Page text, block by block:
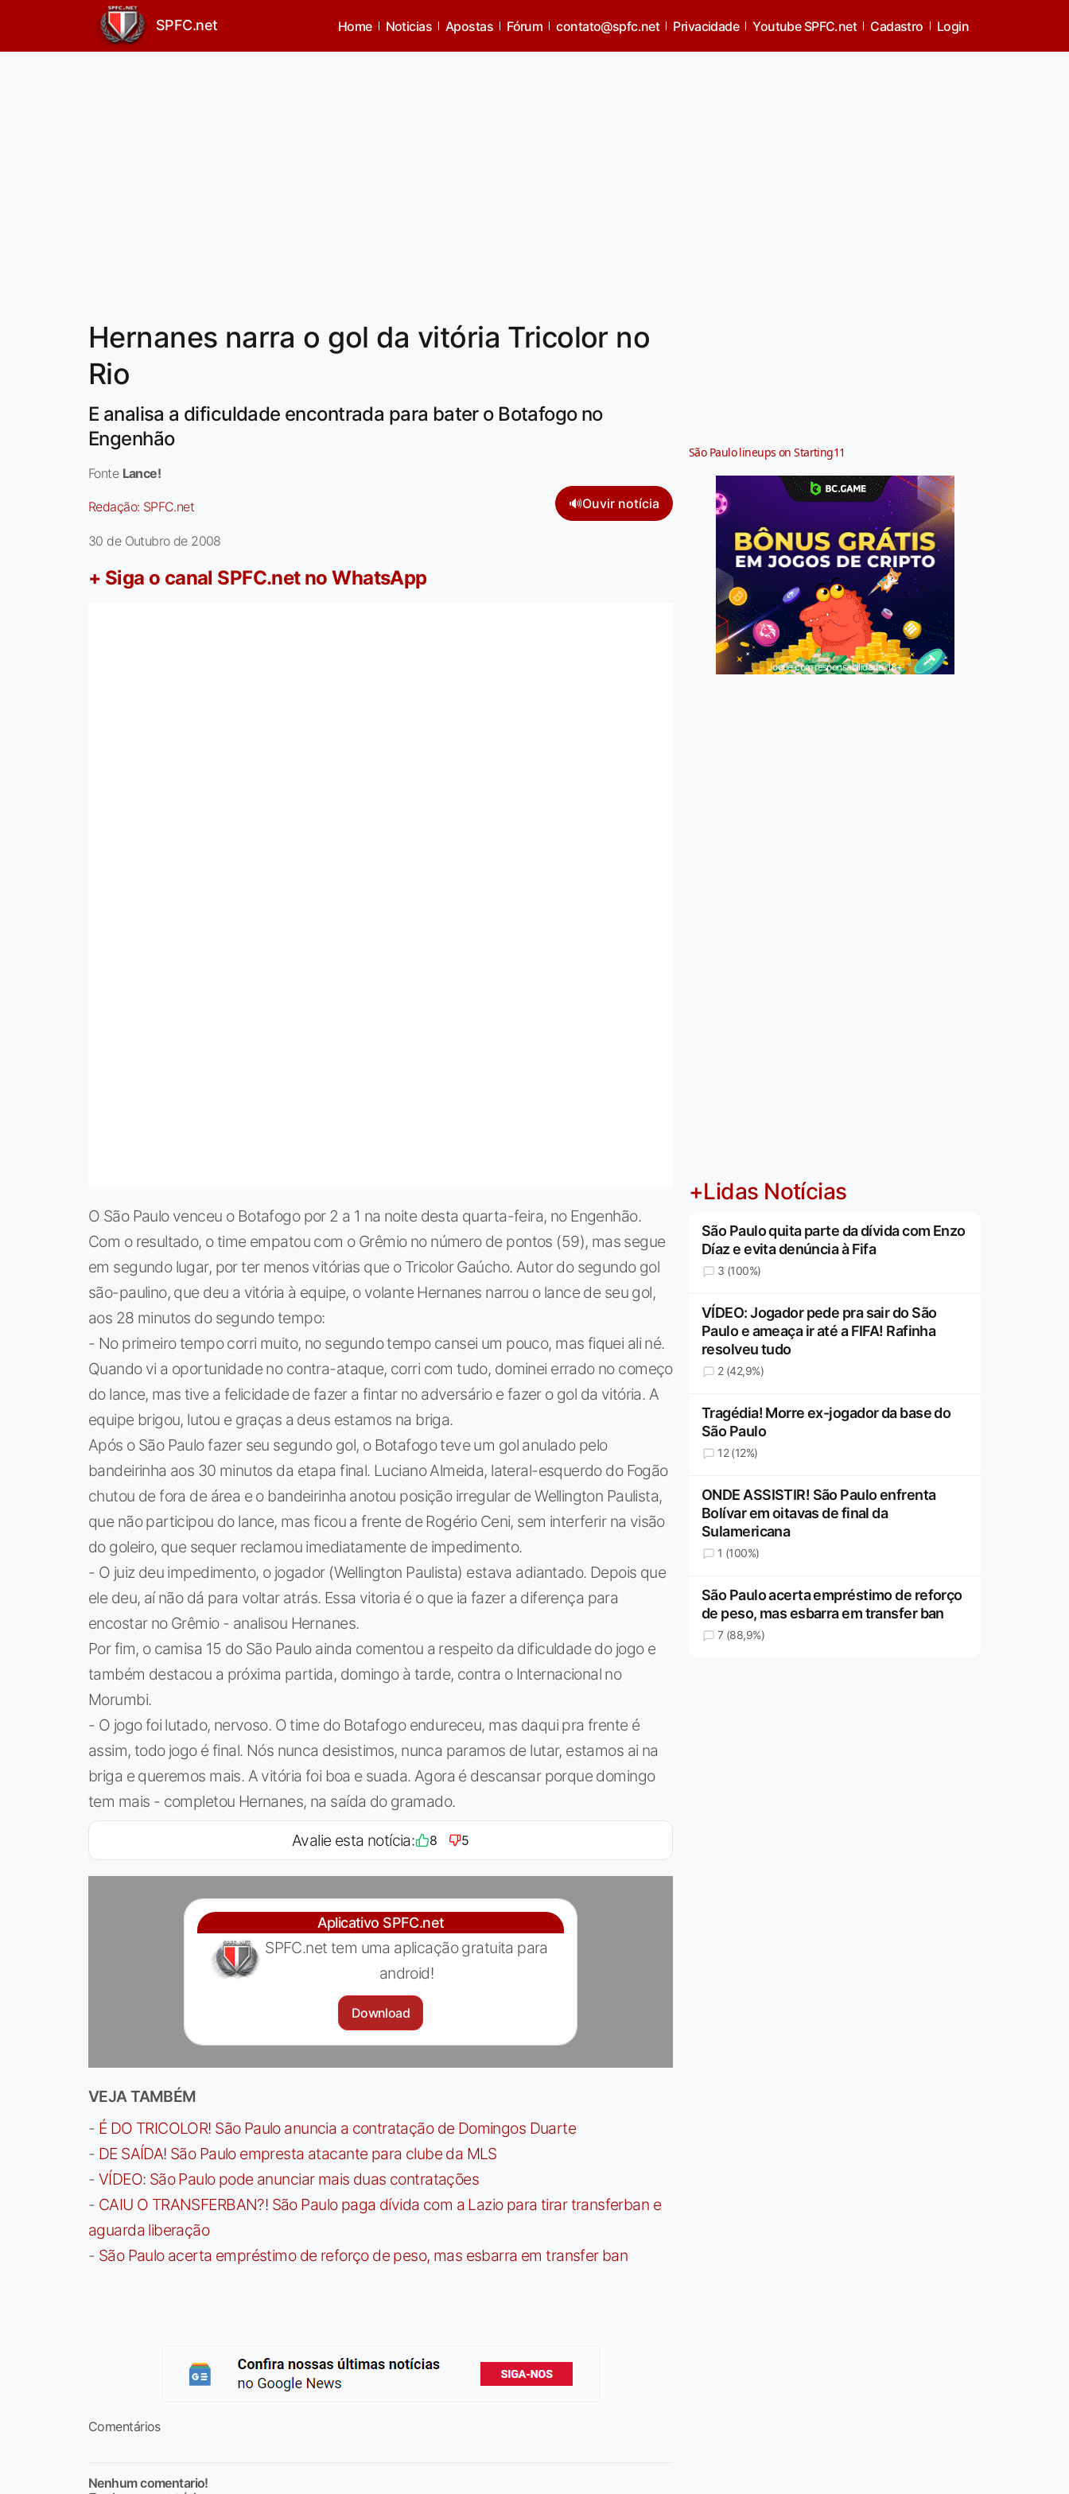
SPFC.net Home Noticias Apostas Fórum contato@spfc.net Privacidade Youtube SPFC.net Cadastro Login
Hernanes narra o gol da vitória Tricolor no
Rio
E analisa a dificuldade encontrada para bater o Botafogo no
Engenhão
Fonte Lance!
Redação: SPFC.net 🔊Ouvir notícia
30 de Outubro de 2008
+ Siga o canal SPFC.net no WhatsApp
O São Paulo venceu o Botafogo por 2 a 1 na noite desta quarta-feira, no Engenhão.
Com o resultado, o time empatou com o Grêmio no número de pontos (59), mas segue
em segundo lugar, por ter menos vitórias que o Tricolor Gaúcho. Autor do segundo gol
são-paulino, que deu a vitória à equipe, o volante Hernanes narrou o lance de seu gol,
aos 28 minutos do segundo tempo:
- No primeiro tempo corri muito, no segundo tempo cansei um pouco, mas fiquei ali né.
Quando vi a oportunidade no contra-ataque, corri com tudo, dominei errado no começo
do lance, mas tive a felicidade de fazer a fintar no adversário e fazer o gol da vitória. A
equipe brigou, lutou e graças a deus estamos na briga.
Após o São Paulo fazer seu segundo gol, o Botafogo teve um gol anulado pelo
bandeirinha aos 30 minutos da etapa final. Luciano Almeida, lateral-esquerdo do Fogão
chutou de fora de área e o bandeirinha anotou posição irregular de Wellington Paulista,
que não participou do lance, mas ficou a frente de Rogério Ceni, sem interferir na visão
do goleiro, que sequer reclamou imediatamente de impedimento.
- O juiz deu impedimento, o jogador (Wellington Paulista) estava adiantado. Depois que
ele deu, aí não dá para voltar atrás. Essa vitoria é o que ia fazer a diferença para
encostar no Grêmio - analisou Hernanes.
Por fim, o camisa 15 do São Paulo ainda comentou a respeito da dificuldade do jogo e
também destacou a próxima partida, domingo à tarde, contra o Internacional no
Morumbi.
- O jogo foi lutado, nervoso. O time do Botafogo endureceu, mas daqui pra frente é
assim, todo jogo é final. Nós nunca desistimos, nunca paramos de lutar, estamos ai na
briga e queremos mais. A vitória foi boa e suada. Agora é descansar porque domingo
tem mais - completou Hernanes, na saída do gramado.
Avalie esta notícia: 8 5
Aplicativo SPFC.net
SPFC.net tem uma aplicação gratuita para
android!
Download
VEJA TAMBÉM
- É DO TRICOLOR! São Paulo anuncia a contratação de Domingos Duarte
- DE SAÍDA! São Paulo empresta atacante para clube da MLS
- VÍDEO: São Paulo pode anunciar mais duas contratações
- CAIU O TRANSFERBAN?! São Paulo paga dívida com a Lazio para tirar transferban e
aguarda liberação
- São Paulo acerta empréstimo de reforço de peso, mas esbarra em transfer ban
Comentários
Nenhum comentario!
São Paulo lineups on Starting11
Jogue com responsabilidade. 18+
+Lidas Notícias
São Paulo quita parte da dívida com Enzo
Díaz e evita denúncia à Fifa
3 (100%)
VÍDEO: Jogador pede pra sair do São
Paulo e ameaça ir até a FIFA! Rafinha
resolveu tudo
2 (42,9%)
Tragédia! Morre ex-jogador da base do
São Paulo
12 (12%)
ONDE ASSISTIR! São Paulo enfrenta
Bolívar em oitavas de final da
Sulamericana
1 (100%)
São Paulo acerta empréstimo de reforço
de peso, mas esbarra em transfer ban
7 (88,9%)